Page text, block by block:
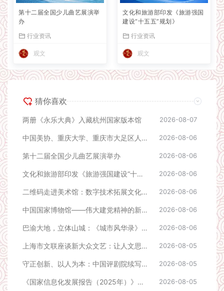
第十二届全国少儿曲艺展演举
办
行业资讯
观文
文化和旅游部印发《旅游强国
建设“十五五”规划》
行业资讯
观文
猜你喜欢
两册《永乐大典》入藏杭州国家版本馆 2026-08-07
中国美协、重庆大学、重庆市大足区人民政府“文艺赋美乡村”共建项目合作签约会议在京举行 2026-08-06
第十二届全国少儿曲艺展演举办 2026-08-06
文化和旅游部印发《旅游强国建设“十五五”规划》 2026-08-06
二维码走进美术馆：数字技术拓展文化表达新空间 2026-08-06
中国国家博物馆——伟大建党精神的新时代物证 2026-08-06
巴渝大地，立体山城：《城市风华录》走进重庆 2026-08-06
上海市文联座谈新大众文艺：让人文思想融入数字世界 2026-08-05
守正创新、以人为本：中国评剧院续写七十余年传承新篇 2026-08-05
《国家信息化发展报告（2025年）》发布：数字技术赋能文化发展 2026-08-05